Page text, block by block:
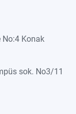
No:4 Konak
sok. No3/11